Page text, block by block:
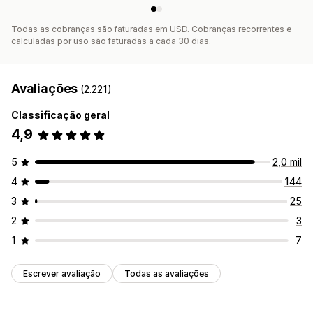
Todas as cobranças são faturadas em USD. Cobranças recorrentes e
calculadas por uso são faturadas a cada 30 dias.
Avaliações (2.221)
Classificação geral
4,9
5
2,0 mil
4
144
3
25
2
3
1
7
Escrever avaliação Todas as avaliações